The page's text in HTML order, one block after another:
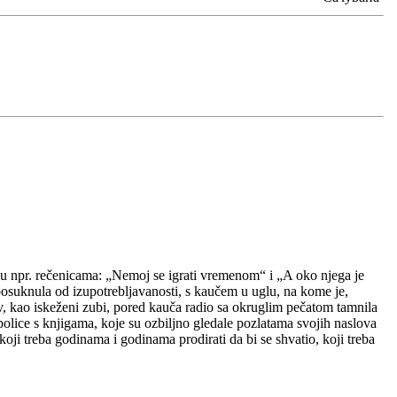
rečenicama: „Nemoj se igrati vremenom“ i „A oko njega je
od izupotrebljavanosti, s kaučem u uglu, na kome je,
iskeženi zubi, pored kauča radio sa okruglim pečatom tamnila
s knjigama, koje su ozbiljno gledale pozlatama svojih naslova
treba godinama i godinama prodirati da bi se shvatio, koji treba